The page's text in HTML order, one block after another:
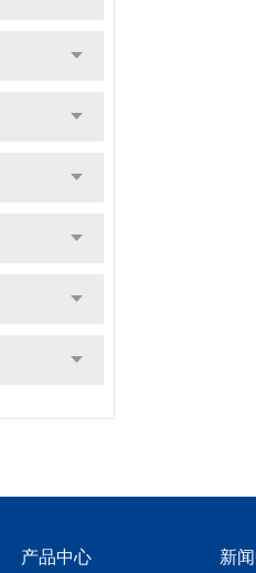
产品中心 新